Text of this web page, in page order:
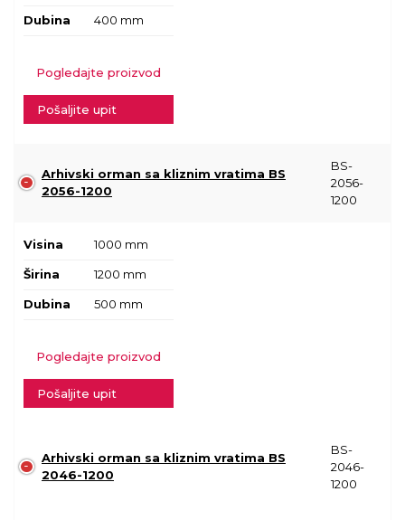
Dubina 400 mm
Pogledajte proizvod
Pošaljite upit
Arhivski orman sa kliznim vratima BS
2056-1200
BS-
2056-
1200
Visina 1000 mm
Širina 1200 mm
Dubina 500 mm
Pogledajte proizvod
Pošaljite upit
Arhivski orman sa kliznim vratima BS
2046-1200
BS-
2046-
1200